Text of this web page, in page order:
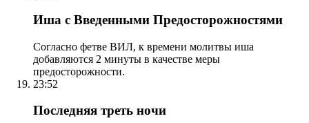
Иша с Введенными Предосторожностями
Согласно фетве ВИЛ, к времени молитвы иша
добавляются 2 минуты в качестве меры
предосторожности.
23:52
Последняя треть ночи